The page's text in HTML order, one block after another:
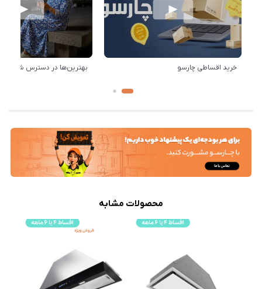
خرید اقساطی چارسو بهترین‌ها در دسترس
محصولات مشابه